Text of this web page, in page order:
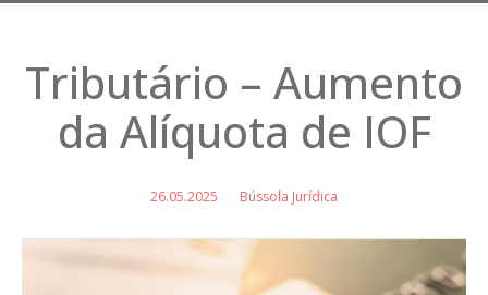
Tributário – Aumento
da Alíquota de IOF
26.05.2025 Bússola Jurídica